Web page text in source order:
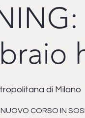
di Milano
CORSO IN